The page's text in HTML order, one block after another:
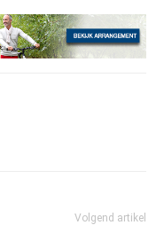
Volgend artikel